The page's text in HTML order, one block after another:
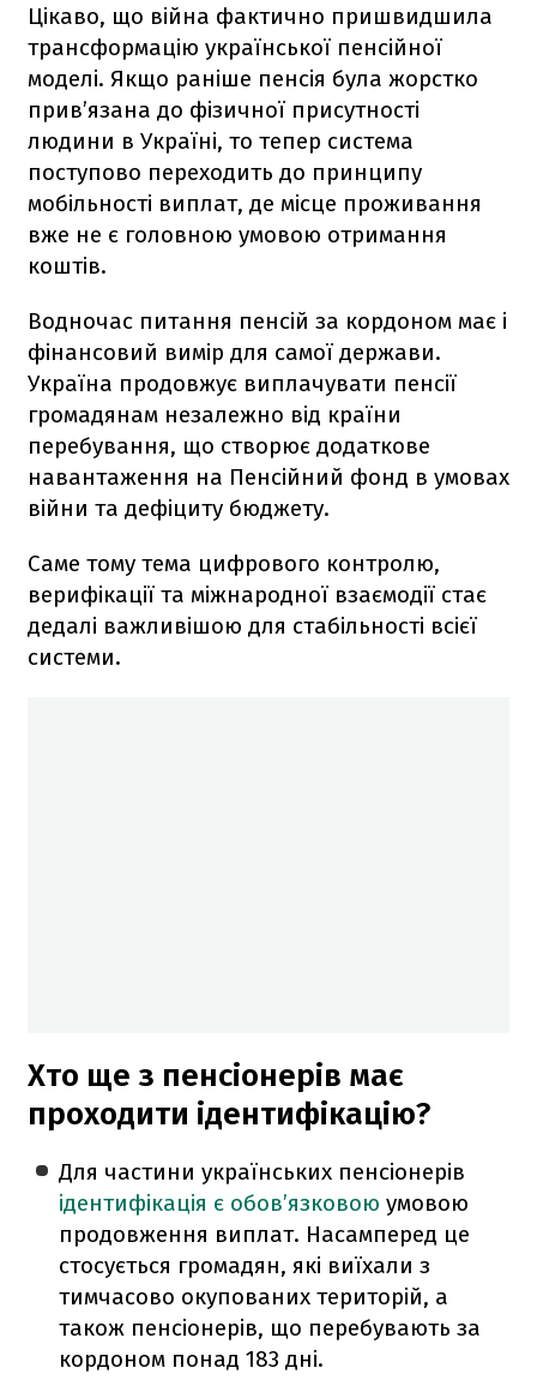
Цікаво, що війна фактично пришвидшила
трансформацію української пенсійної
моделі. Якщо раніше пенсія була жорстко
прив’язана до фізичної присутності
людини в Україні, то тепер система
поступово переходить до принципу
мобільності виплат, де місце проживання
вже не є головною умовою отримання
коштів.
Водночас питання пенсій за кордоном має і
фінансовий вимір для самої держави.
Україна продовжує виплачувати пенсії
громадянам незалежно від країни
перебування, що створює додаткове
навантаження на Пенсійний фонд в умовах
війни та дефіциту бюджету.
Саме тому тема цифрового контролю,
верифікації та міжнародної взаємодії стає
дедалі важливішою для стабільності всієї
системи.
Хто ще з пенсіонерів має
проходити ідентифікацію?
Для частини українських пенсіонерів
ідентифікація є обов’язковою умовою
продовження виплат. Насамперед це
стосується громадян, які виїхали з
тимчасово окупованих територій, а
також пенсіонерів, що перебувають за
кордоном понад 183 дні.